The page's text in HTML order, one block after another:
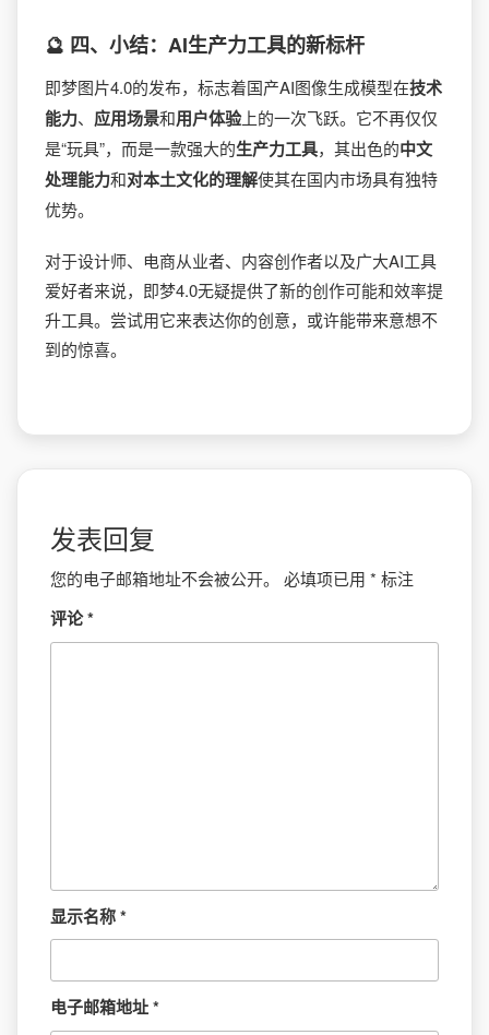
🔮 四、小结：AI生产力工具的新标杆
即梦图片4.0的发布，标志着国产AI图像生成模型在​​技术
能力​​、​ ​应用场景​​和​​用户体验​​上的一次飞跃。它不再仅仅
是“玩具”，而是一款强大的​​生产力工具​​，其出色的​​中文
处理能力​​和​​对本土文化的理解​​使其在国内市场具有独特
优势。
对于设计师、电商从业者、内容创作者以及广大AI工具
爱好者来说，即梦4.0无疑提供了新的创作可能和效率提
升工具。尝试用它来表达你的创意，或许能带来意想不
到的惊喜。
发表回复
您的电子邮箱地址不会被公开。 必填项已用 * 标注
评论*
显示名称*
电子邮箱地址*